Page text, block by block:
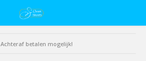
Achteraf betalen mogelijk!